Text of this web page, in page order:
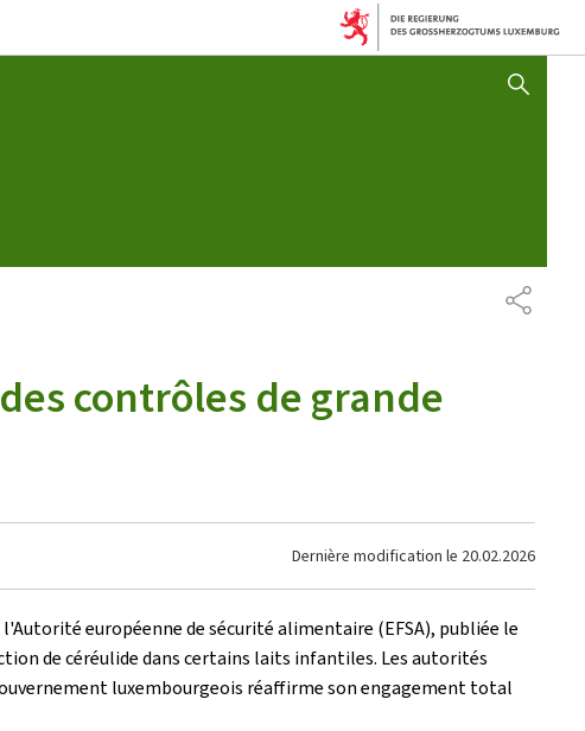
SUCHFLED ANZEIGEN /
contrôles de grande
Dernière modification le 20.02.2026
européenne de sécurité alimentaire (EFSA), publiée le
de céréulide dans certains laits infantiles. Les autorités
luxembourgeois réaffirme son engagement total